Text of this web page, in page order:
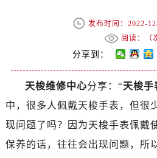
发布时间：2022-
阅读：（
分享到：
天梭维修中心分享：“天梭手
中，很多人佩戴天梭手表，但很
现问题了吗？因为天梭手表佩戴
保养的话，往往会出现问题，所